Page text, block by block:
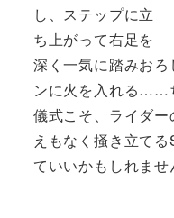
し、ステップに立
ち上がって右足を
深く一気に踏みお
ンに火を入れる……
儀式こそ、ライダ
えもなく掻き立て
ていいかもしれませ